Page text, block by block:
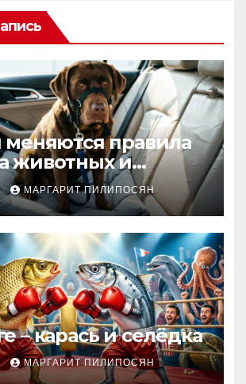
меняются правила
животных и
что важно знать
МАРГАРИТ ПИЛИПОСЯН
– карась и селёдка
МАРГАРИТ ПИЛИПОСЯН